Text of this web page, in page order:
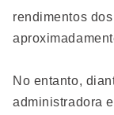
rendimentos
No entanto,
administradora